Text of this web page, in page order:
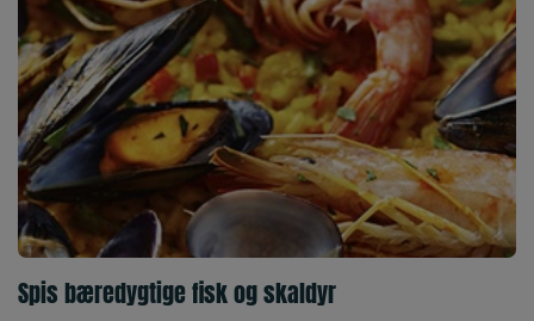
Spis bæredygtige fisk og skaldyr